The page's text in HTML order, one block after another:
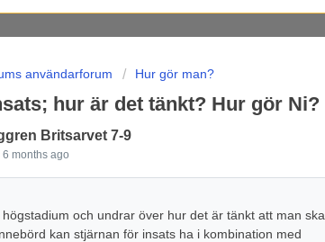
användarforum Hur gör man?
hur är det tänkt? Hur gör Ni?
Britsarvet 7-9
6 months ago
och undrar över hur det är tänkt att man
kan stjärnan för insats ha i kombination med